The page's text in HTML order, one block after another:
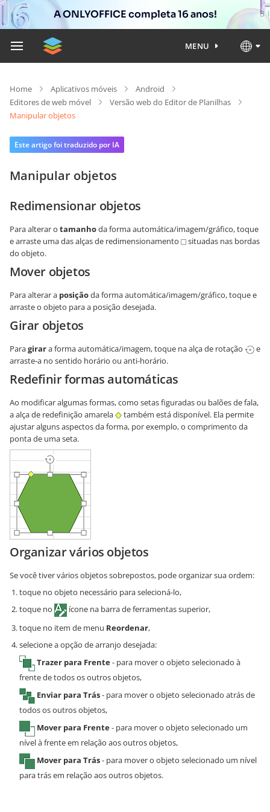
A ONLYOFFICE completa 16 anos!
MENU
Home Aplicativos móveis
Android
Editores de web móvel
Versão web do Editor de Planilhas
Manipular objetos
Este artigo foi traduzido por IA
Manipular objetos
Redimensionar objetos
Para alterar o tamanhoda forma automática/imagem/gráfico, toque
e arraste uma das alças de redimensionamento
situadas nas bordas
do objeto.
Mover objetos
Para alterar a posiçãoda forma automática/imagem/gráfico, toque e
arraste o objeto para a posição desejada.
Girar objetos
Paragirara forma automática/imagem, toque na alça de rotação
e
arraste-a no sentido horário ou anti-horário.
Redefinir formas automáticas
Ao modificar algumas formas, como setas figuradas ou balões de fala,
a alça de redefinição amarela
também está disponível. Ela permite
ajustar alguns aspectos da forma, por exemplo, o comprimento da
ponta de uma seta.
Organizar vários objetos
Se você tiver vários objetos sobrepostos, pode organizar sua ordem:
toque no objeto necessário para selecioná-lo,
toque no
ícone na barra de ferramentas superior,
toque no item de menu Reordenar,
selecione a opção de arranjo desejada:
Trazer para Frente- para mover o objeto selecionado à
frente de todos os outros objetos,
Enviar para Trás- para mover o objeto selecionado atrás de
todos os outros objetos,
Mover para Frente- para mover o objeto selecionado um
nível à frente em relação aos outros objetos,
Mover para Trás- para mover o objeto selecionado um nível
para trás em relação aos outros objetos.